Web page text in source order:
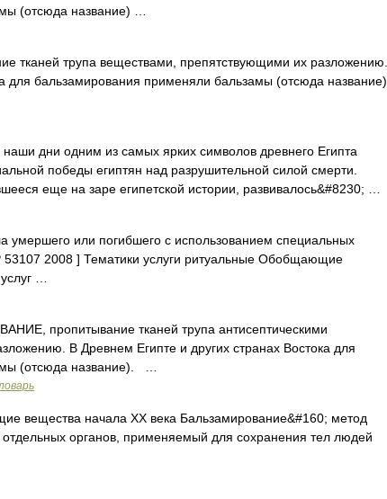
(отсюда название) …
тканей трупа веществами, препятствующими их разложению.
для бальзамирования применяли бальзамы (отсюда название)
дни одним из самых ярких символов древнего Египта
победы египтян над разрушительной силой смерти.
еще на заре египетской истории, развивалось&#8230; …
умершего или погибшего с использованием специальных
53107 2008 ] Тематики услуги ритуальные Обобщающие
…
пропитывание тканей трупа антисептическими
В Древнем Египте и других странах Востока для
(отсюда название). …
вещества начала XX века Бальзамирование&#160; метод
органов, применяемый для сохранения тел людей